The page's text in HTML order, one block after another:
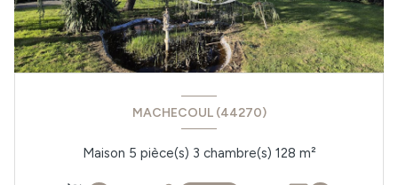
MACHECOUL (44270)
Maison 5 pièce(s) 3 chambre(s) 128 m²